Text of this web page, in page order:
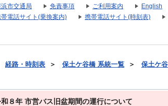
市交通局 免責事項 ご利用案内 English
電話サイト(乗換案内)
携帯電話サイト(時刻表)
経路・時刻表 ＞ 保土ケ谷橋 系統一覧 ＞ 保土ケ
８年 市営バス旧盆期間の運行について